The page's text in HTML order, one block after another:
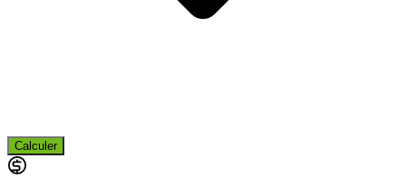
Calculer